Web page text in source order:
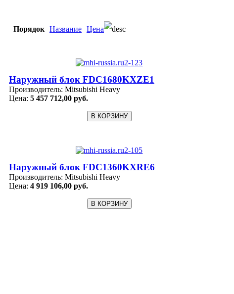
Порядок Название Цена
Наружный блок FDC1680KXZE1
Производитель: Mitsubishi Heavy
Цена: 5 457 712,00 руб.
Наружный блок FDC1360KXRE6
Производитель: Mitsubishi Heavy
Цена: 4 919 106,00 руб.